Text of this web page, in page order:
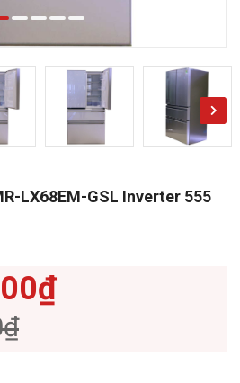
LX68EM-GSL Inverter 555